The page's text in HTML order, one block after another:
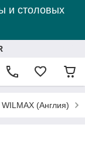
и столовых
(Англия)